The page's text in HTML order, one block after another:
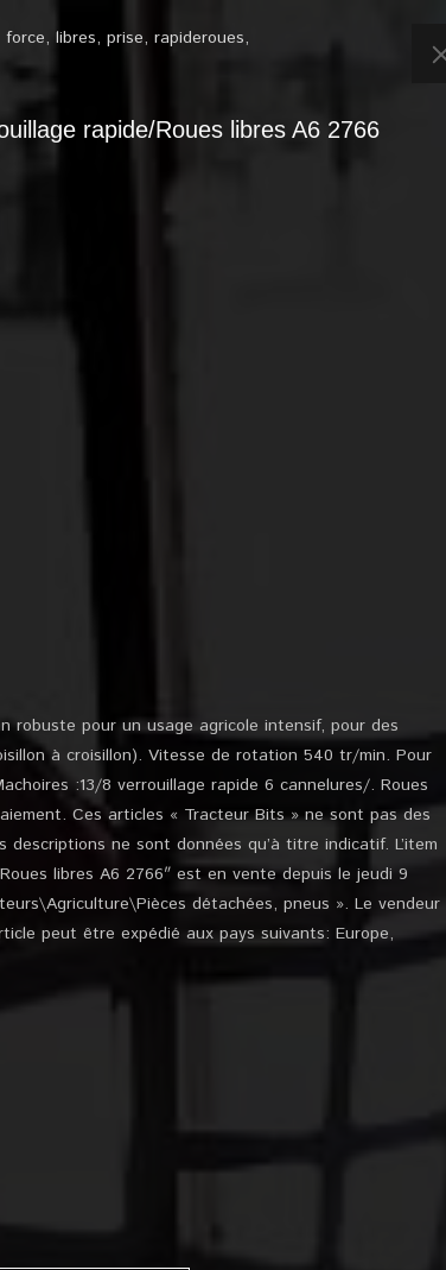
force, libres, prise, rapideroues,
rapide/Roues libres A6 2766
robuste pour un usage agricole intensif, pour des
à croisillon). Vitesse de rotation 540 tr/min. Pour
:13/8 verrouillage rapide 6 cannelures/. Roues
Ces articles « Tracteur Bits » ne sont pas des
ne sont données qu’à titre indicatif. L’item
libres A6 2766″ est en vente depuis le jeudi 9
détachées, pneus ». Le vendeur
peut être expédié aux pays suivants: Europe,